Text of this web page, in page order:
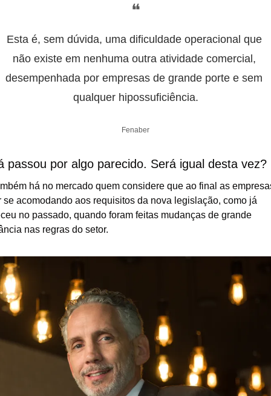
❝
Esta é, sem dúvida, uma dificuldade operacional que
não existe em nenhuma outra atividade comercial,
desempenhada por empresas de grande porte e sem
qualquer hipossuficiência.
Fenaber
passou por algo parecido. Será igual desta vez?
há no mercado quem considere que ao final as
se acomodando aos requisitos da nova legislação, como já
no passado, quando foram feitas mudanças de grande
nas regras do setor.